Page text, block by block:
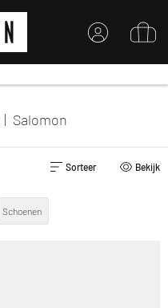
MAAK EEN ACCOUNT AAN
| Salomon
Sorteer Bekijk
Schoenen